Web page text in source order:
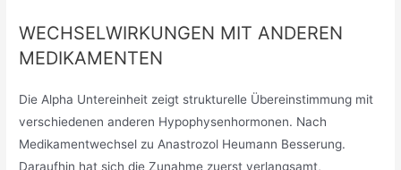
WECHSELWIRKUNGEN MIT ANDEREN
MEDIKAMENTEN
Die Alpha Untereinheit zeigt strukturelle Übereinstimmung mit
verschiedenen anderen Hypophysenhormonen. Nach
Medikamentwechsel zu Anastrozol Heumann Besserung.
Daraufhin hat sich die Zunahme zuerst verlangsamt,